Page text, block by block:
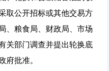
取公开招标或其他交易方
、粮食局、财政局、市场
关部门调查并提出轮换底
府批准。